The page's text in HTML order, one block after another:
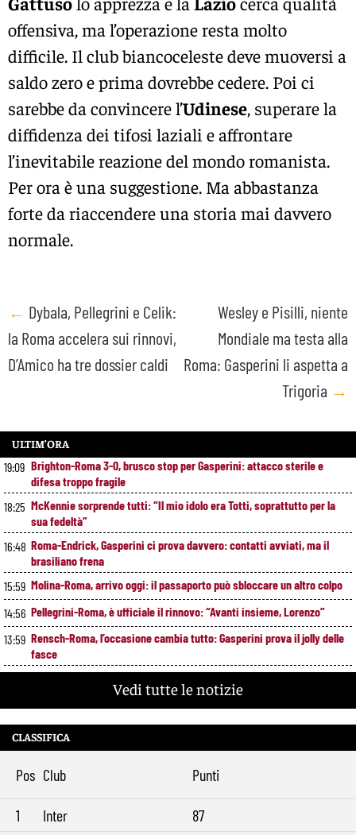
offensiva, ma l’operazione resta molto
difficile. Il club biancoceleste deve muoversi a
saldo zero e prima dovrebbe cedere. Poi ci
sarebbe da convincere l’Udinese, superare la
diffidenza dei tifosi laziali e affrontare
l’inevitabile reazione del mondo romanista.
Per ora è una suggestione. Ma abbastanza
forte da riaccendere una storia mai davvero
normale.
Post
navigation
← Dybala, Pellegrini e Celik:
la Roma accelera sui rinnovi,
D’Amico ha tre dossier caldi
Wesley e Pisilli, niente
Mondiale ma testa alla
Roma: Gasperini li aspetta a
Trigoria →
ULTIM’ORA
19:09 Brighton-Roma 3-0, brusco stop per Gasperini: attacco sterile e
difesa troppo fragile
18:25 McKennie sorprende tutti: “Il mio idolo era Totti, soprattutto per la
sua fedeltà”
16:48 Roma-Endrick, Gasperini ci prova davvero: contatti avviati, ma il
brasiliano frena
15:59 Molina-Roma, arrivo oggi: il passaporto può sbloccare un altro colpo
14:56 Pellegrini-Roma, è ufficiale il rinnovo: “Avanti insieme, Lorenzo”
13:59 Rensch-Roma, l’occasione cambia tutto: Gasperini prova il jolly delle
fasce
11:49
10:41 Rowe chiude alla Roma: “Sono concentrato sul Bologna”. Poi esalta
9:32
Mercato Roma, Gasperini aspetta ancora il suo trequartista: Nusa
sfuma, ora Fofana e Gittens
Vedi tutte le notizie
CLASSIFICA
Pos Club Punti
1 Inter
87